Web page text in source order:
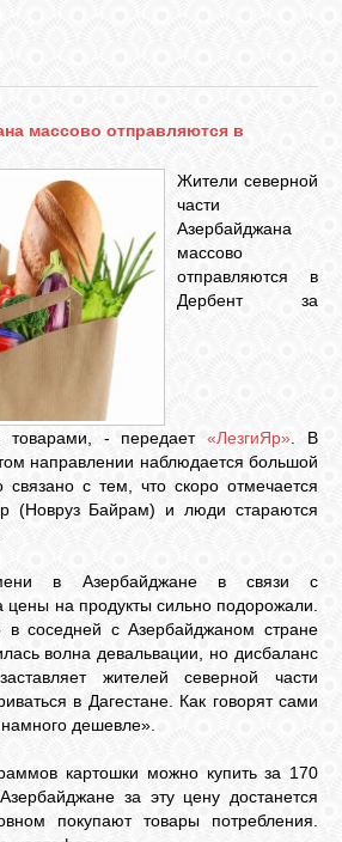
массово отправляются в
Жители северной
части
Азербайджана
массово
отправляются в
Дербент за
товарами, - передает«ЛезгиЯр» . В
направлении наблюдается большой
связано с тем, что скоро отмечается
(Новруз Байрам) и люди стараются
в Азербайджане в связи с
цены на продукты сильно подорожали.
соседней с Азербайджаном стране
волна девальвации, но дисбаланс
жителей северной части
в Дагестане. Как говорят сами
дешевле».
картошки можно купить за 170
за эту цену достанется
покупают товары потребления.